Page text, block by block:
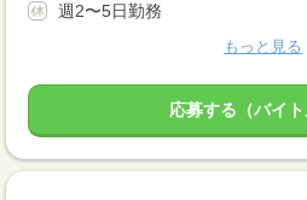
週2〜5日勤務
もっと見る
応募する（バイト